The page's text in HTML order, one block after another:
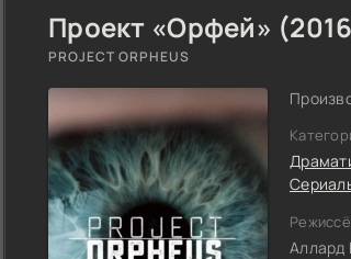
Проект «Орфей»
PROJECT ORPHEUS
Аллард